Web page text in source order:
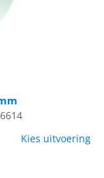
Kies uitvoering